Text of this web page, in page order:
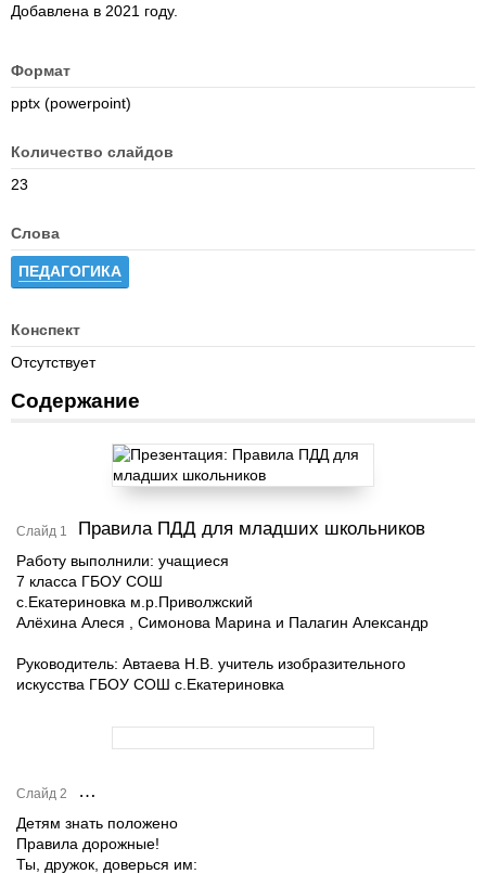
Добавлена в 2021 году.
Формат
pptx (powerpoint)
Количество слайдов
23
Слова
ПЕДАГОГИКА
Конспект
Отсутствует
Содержание
Слайд 1 Правила ПДД для младших школьников
Работу выполнили: учащиеся
7 класса ГБОУ СОШ
с.Екатериновка м.р.Приволжский
Алёхина Алеся , Симонова Марина и Палагин Александр
Руководитель: Автаева Н.В. учитель изобразительного
искусства ГБОУ СОШ с.Екатериновка
Слайд 2 …
Детям знать положено
Правила дорожные!
Ты, дружок, доверься им: